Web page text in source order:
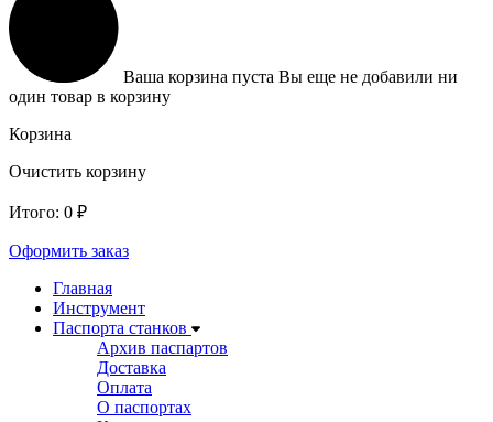
Ваша корзина пуста Вы еще не добавили ни
один товар в корзину
Корзина
Очистить корзину
Итого: 0 ₽
Оформить заказ
Главная
Инструмент
Паспорта станков
Архив паспартов
Доставка
Оплата
О паспортах